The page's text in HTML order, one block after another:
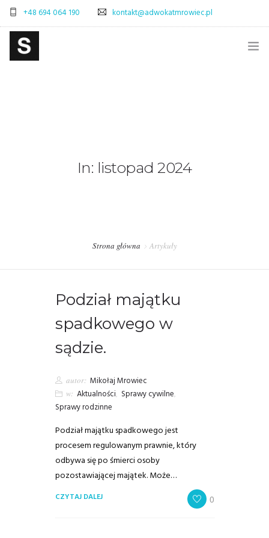
+48 694 064 190 kontakt@adwokatmrowiec.pl
In: listopad 2024
Strona główna Artykuły
Podział majątku
spadkowego w
sądzie.
autor: Mikołaj Mrowiec
w: Aktualności, Sprawy cywilne,
Sprawy rodzinne
Podział majątku spadkowego jest
procesem regulowanym prawnie, który
odbywa się po śmierci osoby
pozostawiającej majątek. Może…
CZYTAJ DALEJ 0